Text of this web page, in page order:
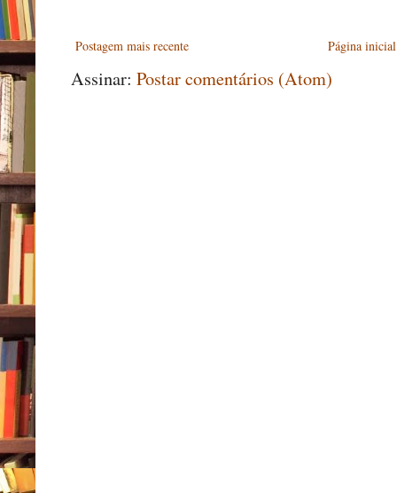
Postagem mais recente Página inicial
Assinar: Postar comentários (Atom)